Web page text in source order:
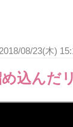
08/23(木)
込んだ